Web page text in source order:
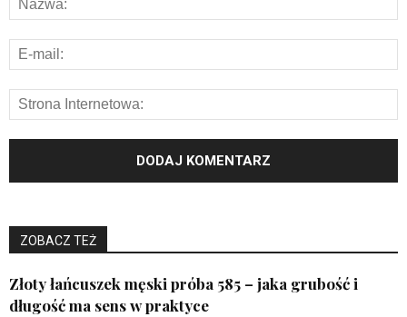
ZOBACZ TEŻ
Złoty łańcuszek męski próba 585 – jaka grubość i
długość ma sens w praktyce